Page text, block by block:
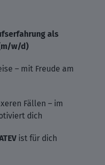
als
w/d)
– mit Freude am
Fällen – im
dich
ist für dich